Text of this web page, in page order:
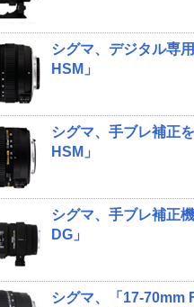
シグマ、デジタル専
HSM」
シグマ、手ブレ補正
HSM」
シグマ、手ブレ補正
DG」
シグマ、「17-70mm